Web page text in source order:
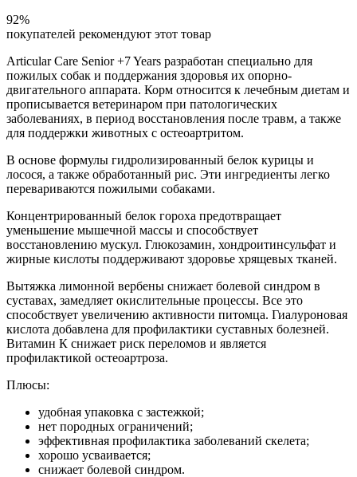
92%
покупателей рекомендуют этот товар
Articular Care Senior +7 Years разработан специально для
пожилых собак и поддержания здоровья их опорно-
двигательного аппарата. Корм относится к лечебным диетам и
прописывается ветеринаром при патологических
заболеваниях, в период восстановления после травм, а также
для поддержки животных с остеоартритом.
В основе формулы гидролизированный белок курицы и
лосося, а также обработанный рис. Эти ингредиенты легко
перевариваются пожилыми собаками.
Концентрированный белок гороха предотвращает
уменьшение мышечной массы и способствует
восстановлению мускул. Глюкозамин, хондроитинсульфат и
жирные кислоты поддерживают здоровье хрящевых тканей.
Вытяжка лимонной вербены снижает болевой синдром в
суставах, замедляет окислительные процессы. Все это
способствует увеличению активности питомца. Гиалуроновая
кислота добавлена для профилактики суставных болезней.
Витамин К снижает риск переломов и является
профилактикой остеоартроза.
Плюсы:
удобная упаковка с застежкой;
нет породных ограничений;
эффективная профилактика заболеваний скелета;
хорошо усваивается;
снижает болевой синдром.